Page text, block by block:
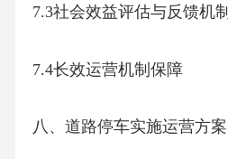
7.3社会效益评估与反馈机制
7.4长效运营机制保障
八、道路停车实施运营方案